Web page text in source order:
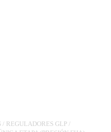
/ REGULADORES GLP /